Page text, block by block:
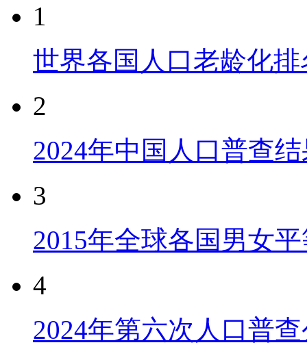
1
世界各国人口老龄化
2
2024年中国人口普查
3
2015年全球各国男女
4
2024年第六次人口普